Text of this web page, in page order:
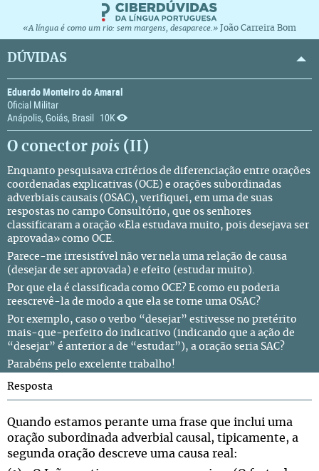
«A língua é como um rio: sem margens, desaparece.» João Carreira Bom
DÚVIDAS
Eduardo Monteiro do Amaral
Oficial Militar
Anápolis, Goiás, Brasil
10K
O conector pois (II)
Enquanto pesquisava critérios de diferenciação entre orações
coordenadas explicativas (OCE) e orações subordinadas
adverbiais causais (OSAC), verifiquei, em uma de suas
respostas no campo Consultório, que os senhores
classificaram a oração «Ela estudava muito, pois desejava ser
aprovada» como OCE.
Parece-me irresistível não ver nela uma relação de causa
(desejar de ser aprovada) e efeito (estudar muito).
Por que ela é classificada como OCE? E como eu poderia
reescrevê-la de modo a que ela se torne uma OSAC?
Por exemplo, caso o verbo “desejar” estivesse no pretérito
mais-que-perfeito do indicativo (indicando que a ação de
“desejar” é anterior a de “estudar”), a oração seria SAC?
Parabéns pelo excelente trabalho!
Resposta
Quando estamos perante uma frase que inclui uma
oração subordinada adverbial causal, tipicamente, a
segunda oração descreve uma causa real: